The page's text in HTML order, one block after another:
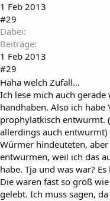
1 Feb 2013
#29
Dabei
Beiträge
1 Feb 2013
#29
Haha welch Zufall...
Ich lese mich auch
handhaben. Also ich habe
prophylatkisch entwurmt.
allerdings auch entwurmt)
Würmer hindeuteten,
entwurmen, weil ich das
habe. Tja und was war?
Die waren fast so groß
gelebt. Ich muss sagen,